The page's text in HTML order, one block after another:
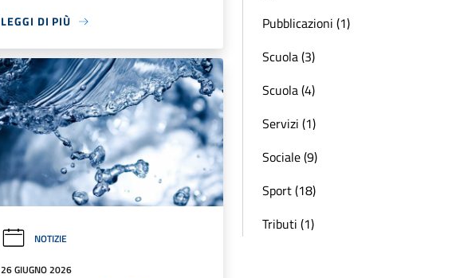
LEGGI DI PIÙ
NOTIZIE
26 GIUGNO 2026
Pubblicazioni (1)
Scuola (3)
Scuola (4)
Servizi (1)
Sociale (9)
Sport (18)
Tributi (1)